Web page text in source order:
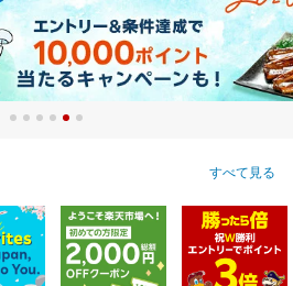
すべて見る